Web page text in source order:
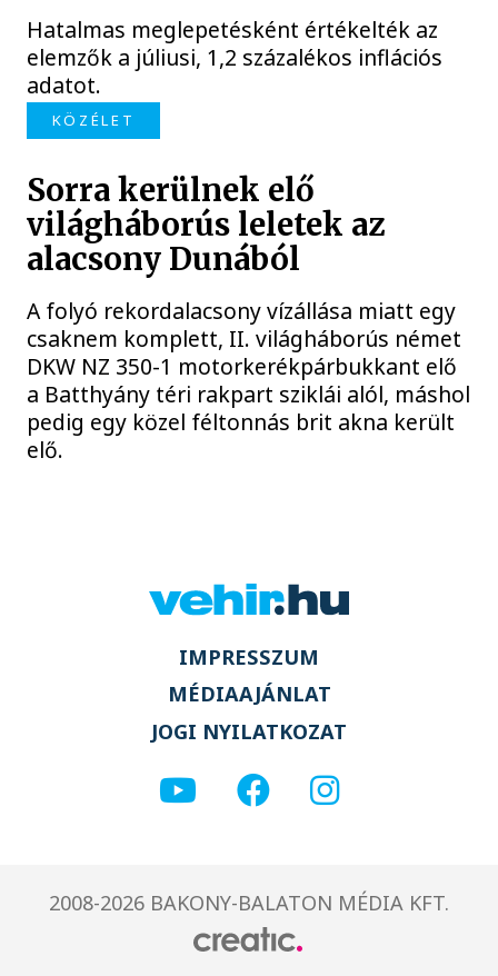
Hatalmas meglepetésként értékelték az
elemzők a júliusi, 1,2 százalékos inflációs
adatot.
KÖZÉLET
Sorra kerülnek elő
világháborús leletek az
alacsony Dunából
A folyó rekordalacsony vízállása miatt egy
csaknem komplett, II. világháborús német
DKW NZ 350-1 motorkerékpárbukkant elő
a Batthyány téri rakpart sziklái alól, máshol
pedig egy közel féltonnás brit akna került
elő.
IMPRESSZUM
MÉDIAAJÁNLAT
JOGI NYILATKOZAT
2008-2026 BAKONY-BALATON MÉDIA KFT.